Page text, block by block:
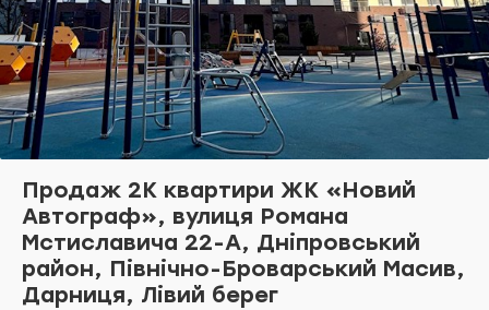
Продаж 2К квартири ЖК «Новий
Автограф», вулиця Романа
Мстиславича 22-А, Дніпровський
район, Північно-Броварський Масив,
Дарниця, Лівий берег